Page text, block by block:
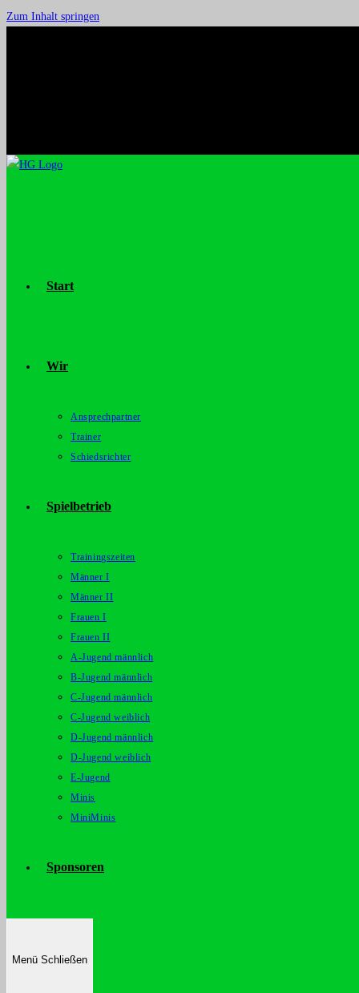
Zum Inhalt springen
Start
Wir
Ansprechpartner
Trainer
Schiedsrichter
Spielbetrieb
Trainingszeiten
Männer I
Männer II
Frauen I
Frauen II
A-Jugend männlich
B-Jugend männlich
C-Jugend männlich
C-Jugend weiblich
D-Jugend männlich
D-Jugend weiblich
E-Jugend
Minis
MiniMinis
Sponsoren
Menü Schließen